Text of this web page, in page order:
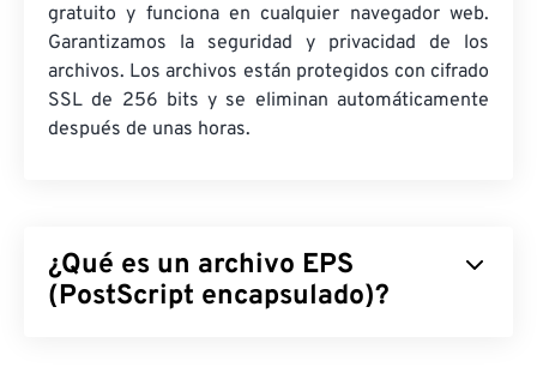
gratuito y funciona en cualquier navegador web.
Garantizamos la seguridad y privacidad de los
archivos. Los archivos están protegidos con cifrado
SSL de 256 bits y se eliminan automáticamente
después de unas horas.
¿Qué es un archivo EPS
(PostScript encapsulado)?